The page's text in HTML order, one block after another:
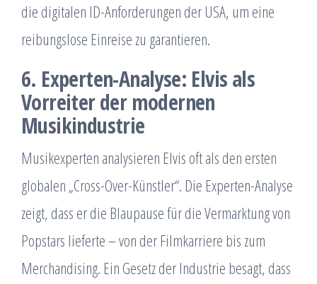
die digitalen ID-Anforderungen der USA, um eine
reibungslose Einreise zu garantieren.
6. Experten-Analyse: Elvis als
Vorreiter der modernen
Musikindustrie
Musikexperten analysieren Elvis oft als den ersten
globalen „Cross-Over-Künstler“. Die Experten-Analyse
zeigt, dass er die Blaupause für die Vermarktung von
Popstars lieferte – von der Filmkarriere bis zum
Merchandising. Ein Gesetz der Industrie besagt, dass